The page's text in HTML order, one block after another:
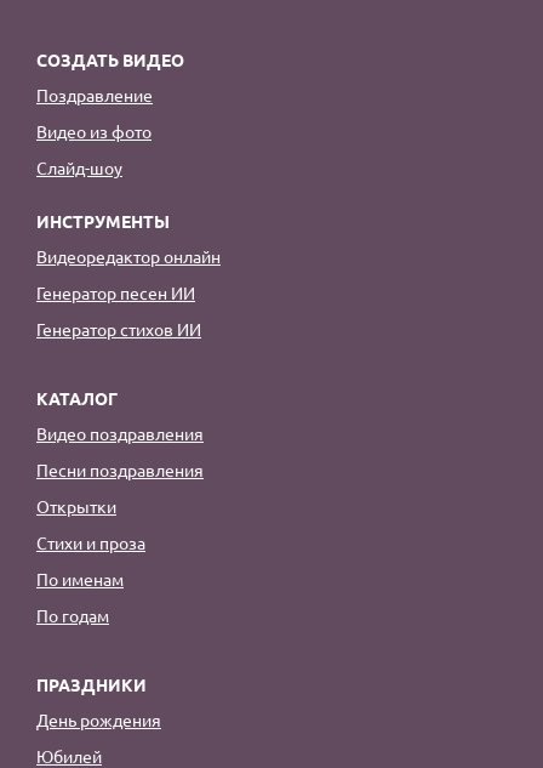
СОЗДАТЬ ВИДЕО
Поздравление
Видео из фото
Слайд-шоу
ИНСТРУМЕНТЫ
Видеоредактор онлайн
Генератор песен ИИ
Генератор стихов ИИ
КАТАЛОГ
Видео поздравления
Песни поздравления
Открытки
Стихи и проза
По именам
По годам
ПРАЗДНИКИ
День рождения
Юбилей